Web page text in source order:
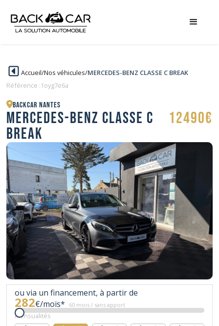
Accueil/Nos véhicules/MERCEDES-BENZ CLASSE C BREAK
Référence :1oyg7e6a
BACKCAR Nantes
MERCEDES-BENZ CLASSE C
BREAK
12490€
ou via un financement, à partir de
282€/mois* 60 mois / sans apport
Mensualités